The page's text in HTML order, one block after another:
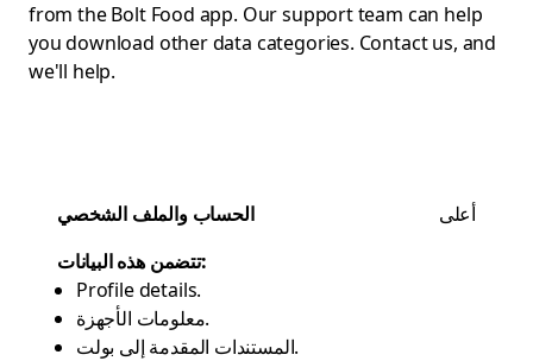
from the Bolt Food app. Our support team can help
you download other data categories. Contact us, and
we'll help.
الحساب والملف الشخصي
أعلى
تتضمن هذه البيانات:
Profile details.
معلومات الأجهزة.
المستندات المقدمة إلى بولت.